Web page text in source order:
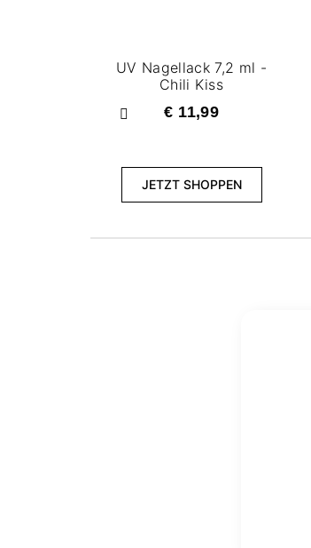
Zurück
UV Nagellack 7,2 ml -
Chili Kiss
€ 11,99
JETZT SHOPPEN